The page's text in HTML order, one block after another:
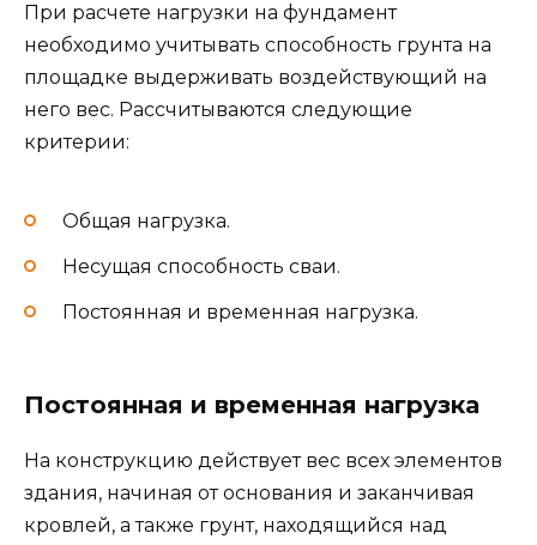
При расчете нагрузки на фундамент
необходимо учитывать способность грунта на
площадке выдерживать воздействующий на
него вес. Рассчитываются следующие
критерии:
Общая нагрузка.
Несущая способность сваи.
Постоянная и временная нагрузка.
Постоянная и временная нагрузка
На конструкцию действует вес всех элементов
здания, начиная от основания и заканчивая
кровлей, а также грунт, находящийся над